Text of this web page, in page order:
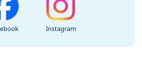
Instagram